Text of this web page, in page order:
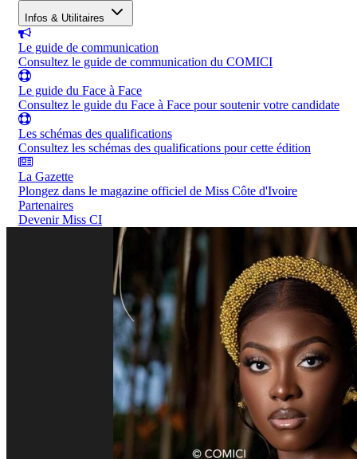
Infos & Utilitaires
Le guide de communication
Consultez le guide de communication du COMICI
Le guide du Face à Face
Consultez le guide du Face à Face pour soutenir votre candidate
Les schémas des qualifications
Consultez les schémas des qualifications pour cette édition
La Gazette
Plongez dans le magazine officiel de Miss Côte d'Ivoire
Partenaires
Devenir Miss CI